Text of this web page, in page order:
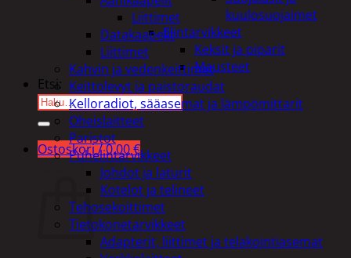
kuulosuojaimet
Elintarvikkeet
Keksit ja piparit
Mausteet
Etsi:
Ostoskori /0,00€
Ostoskori
Liittimet
Datakaapelit
Liittimet
Kahvin ja vedenkeittimet
Keittolevyt ja paistoraudat
Kelloradiot, sääasemat ja lämpömittarit
Oheislaitteet
Paristot
Puhelintarvikkeet
Johdot ja laturit
Kotelot ja telineet
Tehosekoittimet
Tietokonetarvikkeet
Adapterit, liittimet ja telakointiasemat